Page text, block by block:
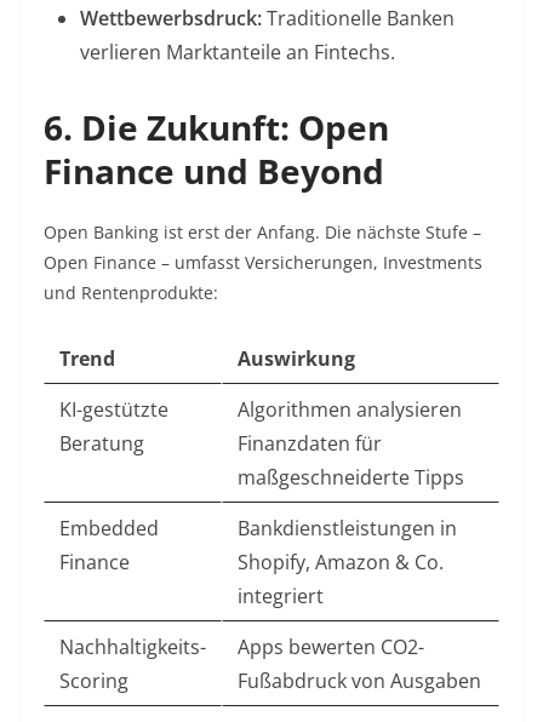
Wettbewerbsdruck:Traditionelle Banken
verlieren Marktanteile an Fintechs.
6. Die Zukunft: Open
Finance und Beyond
Open Banking ist erst der Anfang. Die nächste Stufe –
Open Finance – umfasst Versicherungen, Investments
und Rentenprodukte:
Trend
Auswirkung
KI-gestützte
Beratung
Algorithmen analysieren
Finanzdaten für
maßgeschneiderte Tipps
Embedded
Finance
Bankdienstleistungen in
Shopify, Amazon & Co.
integriert
Nachhaltigkeits-
Scoring
Apps bewerten CO2-
Fußabdruck von Ausgaben